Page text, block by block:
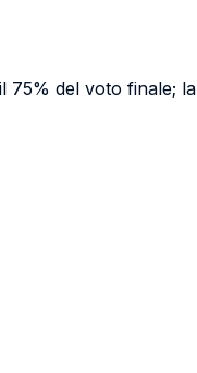
75% del voto finale;